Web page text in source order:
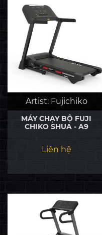
Artist: Fujichiko
MÁY CHẠY BỘ FUJI
CHIKO SHUA - A9
Liên hệ